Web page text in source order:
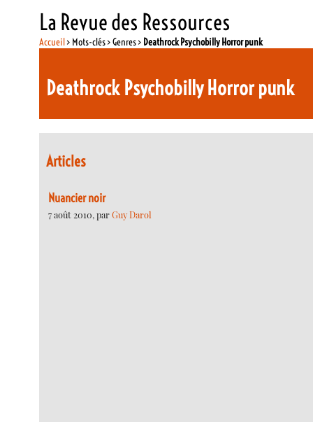
La Revue des Ressources
Accueil> Mots-clés > Genres > Deathrock Psychobilly Horror punk
Deathrock Psychobilly Horror punk
Articles
Nuancier noir
7 août 2010, parGuy Darol